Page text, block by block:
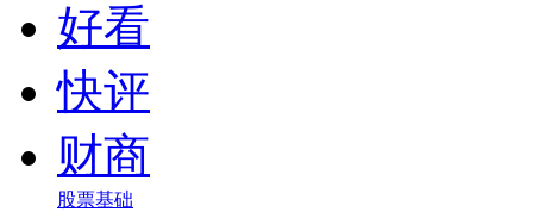
好看
快评
财商
股票基础